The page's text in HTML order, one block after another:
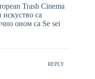
Trash Cinema
са
оном са Se sei
REPLY